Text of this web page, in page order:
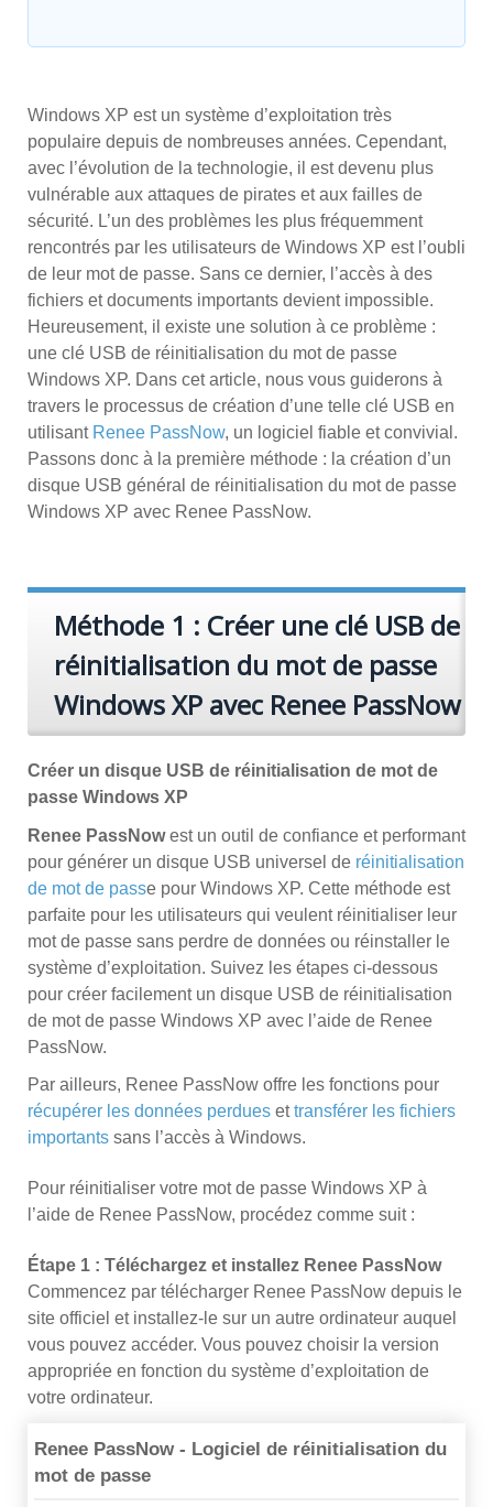
Windows XP est un système d’exploitation très
populaire depuis de nombreuses années. Cependant,
avec l’évolution de la technologie, il est devenu plus
vulnérable aux attaques de pirates et aux failles de
sécurité. L’un des problèmes les plus fréquemment
rencontrés par les utilisateurs de Windows XP est l’oubli
de leur mot de passe. Sans ce dernier, l’accès à des
fichiers et documents importants devient impossible.
Heureusement, il existe une solution à ce problème :
une clé USB de réinitialisation du mot de passe
Windows XP. Dans cet article, nous vous guiderons à
travers le processus de création d’une telle clé USB en
utilisant Renee PassNow, un logiciel fiable et convivial.
Passons donc à la première méthode : la création d’un
disque USB général de réinitialisation du mot de passe
Windows XP avec Renee PassNow.
Méthode 1 : Créer une clé USB de
réinitialisation du mot de passe
Windows XP avec Renee PassNow
Créer un disque USB de réinitialisation de mot de
passe Windows XP
Renee PassNowest un outil de confiance et performant
pour générer un disque USB universel de réinitialisation
de mot de passe pour Windows XP. Cette méthode est
parfaite pour les utilisateurs qui veulent réinitialiser leur
mot de passe sans perdre de données ou réinstaller le
système d’exploitation. Suivez les étapes ci-dessous
pour créer facilement un disque USB de réinitialisation
de mot de passe Windows XP avec l’aide de Renee
PassNow.
Par ailleurs, Renee PassNow offre les fonctions pour
récupérer les données perdues ettransférer les fichiers
importants sans l’accès à Windows.
Pour réinitialiser votre mot de passe Windows XP à
l’aide de Renee PassNow, procédez comme suit :
Étape 1 : Téléchargez et installez Renee PassNow
Commencez par télécharger Renee PassNow depuis le
site officiel et installez-le sur un autre ordinateur auquel
vous pouvez accéder. Vous pouvez choisir la version
appropriée en fonction du système d’exploitation de
votre ordinateur.
Renee PassNow - Logiciel de réinitialisation du
mot de passe